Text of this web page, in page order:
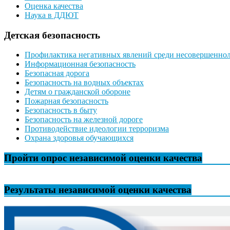
Оценка качества
Наука в ДДЮТ
Детская безопасность
Профилактика негативных явлений среди
Информационная безопасность
Безопасная дорога
Безопасность на водных объектах
Детям о гражданской обороне
Пожарная безопасность
Безопасность в быту
Безопасность на железной дороге
Противодействие идеологии терроризма
Охрана здоровья обучающихся
Пройти опрос независимой оценки качества
Результаты независимой оценки качества